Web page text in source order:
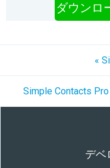
ダウンロ
«
Simple Contacts
デベ